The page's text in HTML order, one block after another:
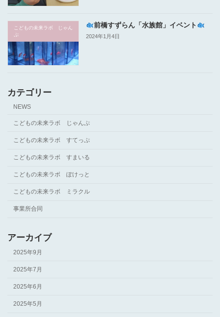
こどもの未来ラボ じゃん
ぷ
前橋すずらん「水族館」イベント
2024年1月4日
カテゴリー
NEWS
こどもの未来ラボ じゃんぷ
こどもの未来ラボ すてっぷ
こどもの未来ラボ すまいる
こどもの未来ラボ ぽけっと
こどもの未来ラボ ミラクル
事業所合同
アーカイブ
2025年9月
2025年7月
2025年6月
2025年5月